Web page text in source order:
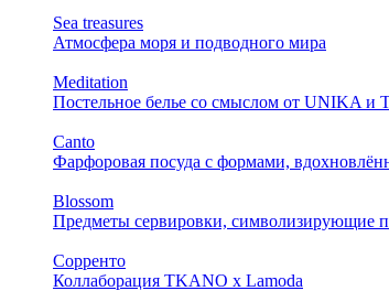
Sea treasures
Атмосфера моря и подводного мира
Meditation
Постельное белье со смыслом от UNIKA и
Canto
Фарфоровая посуда с формами,
Blossom
Предметы сервировки, символизирующие
Сорренто
Коллаборация TKANO х Lamoda